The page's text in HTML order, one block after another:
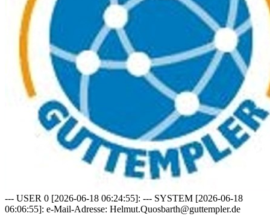
--- USER 0 [2026-06-18 06:24:55]: --- SYSTEM [2026-06-18
06:06:55]: e-Mail-Adresse: Helmut.Quosbarth@guttempler.de